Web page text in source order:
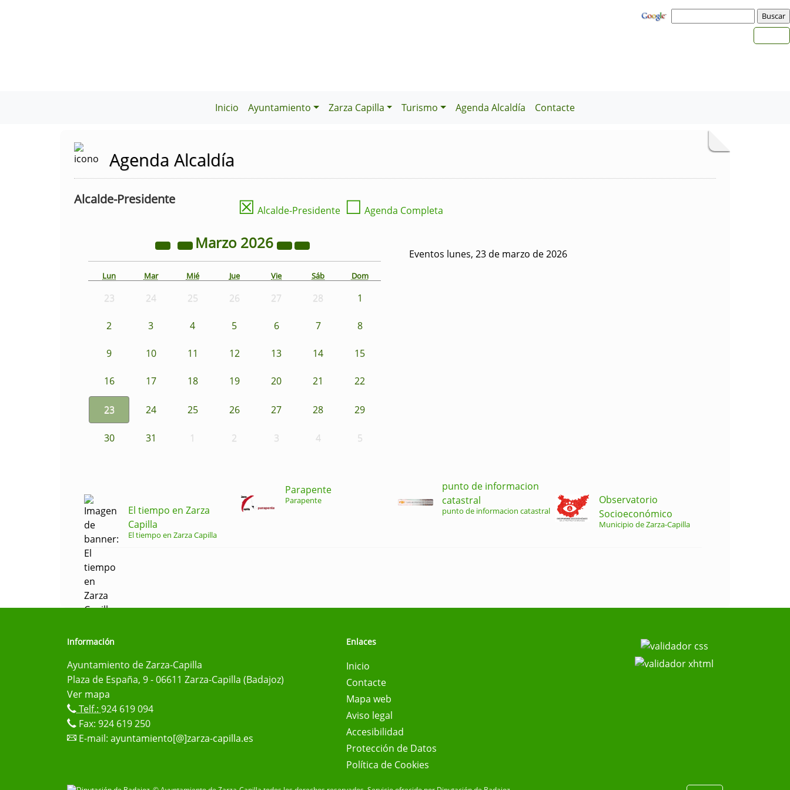
Inicio Ayuntamiento Zarza Capilla Turismo Agenda Alcaldía Contacte
Agenda Alcaldía
Alcalde-Presidente ☒ Alcalde-Presidente ☐ Agenda Completa
Marzo 2026
Lun Mar Mié Jue Vie Sáb Dom
23 24 25 26 27 28 1
2 3 4 5 6 7 8
9 10 11 12 13 14 15
16 17 18 19 20 21 22
23 24 25 26 27 28 29
30 31 1 2 3 4 5
Eventos lunes, 23 de marzo de 2026
El tiempo en Zarza
Capilla
El tiempo en Zarza Capilla
Parapente
Parapente
punto de informacion
catastral
punto de informacion catastral
Observatorio
Socioeconómico
Municipio de Zarza-Capilla
Información
Ayuntamiento de Zarza-Capilla
Plaza de España, 9 - 06611 Zarza-Capilla (Badajoz)
Ver mapa
Telf.: 924 619 094
Fax: 924 619 250
E-mail: ayuntamiento[@]zarza-capilla.es
Enlaces
Inicio
Contacte
Mapa web
Aviso legal
Accesibilidad
Protección de Datos
Política de Cookies